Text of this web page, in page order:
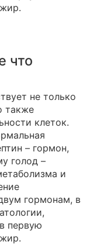
что
не только
также
клеток.
– гормон,
голод –
и
гормонам, в
первую